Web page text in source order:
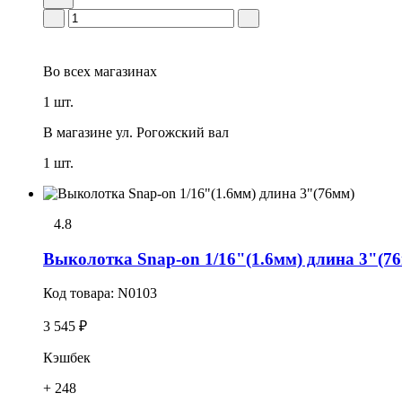
Во всех магазинах
1 шт.
В магазине ул. Рогожский вал
1 шт.
4.8
Выколотка Snap-on 1/16"(1.6мм) длина
Код товара: N0103
3 545 ₽
Кэшбек
+ 248